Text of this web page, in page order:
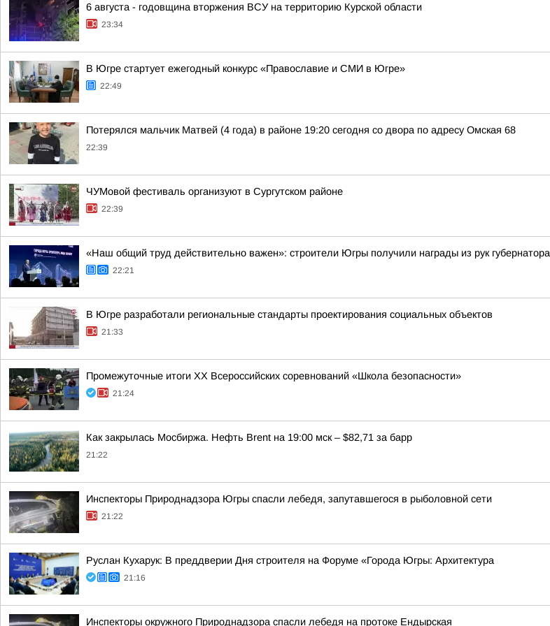
6 августа - годовщина вторжения ВСУ на территорию Курской области
23:34
В Югре стартует ежегодный конкурс «Православие и СМИ в Югре»
22:49
Потерялся мальчик Матвей (4 года) в районе 19:20 сегодня со двора по адресу Омская 68
22:39
ЧУМовой фестиваль организуют в Сургутском районе
22:39
«Наш общий труд действительно важен»: строители Югры получили награды из рук губернатора
22:21
В Югре разработали региональные стандарты проектирования социальных объектов
21:33
Промежуточные итоги XX Всероссийских соревнований «Школа безопасности»
21:24
Как закрылась Мосбиржа. Нефть Brent на 19:00 мск – $82,71 за барр
21:22
Инспекторы Природнадзора Югры спасли лебедя, запутавшегося в рыболовной сети
21:22
Руслан Кухарук: В преддверии Дня строителя на Форуме «Города Югры: Архитектура
21:16
Инспекторы окружного Природнадзора спасли лебедя на протоке Ендырская